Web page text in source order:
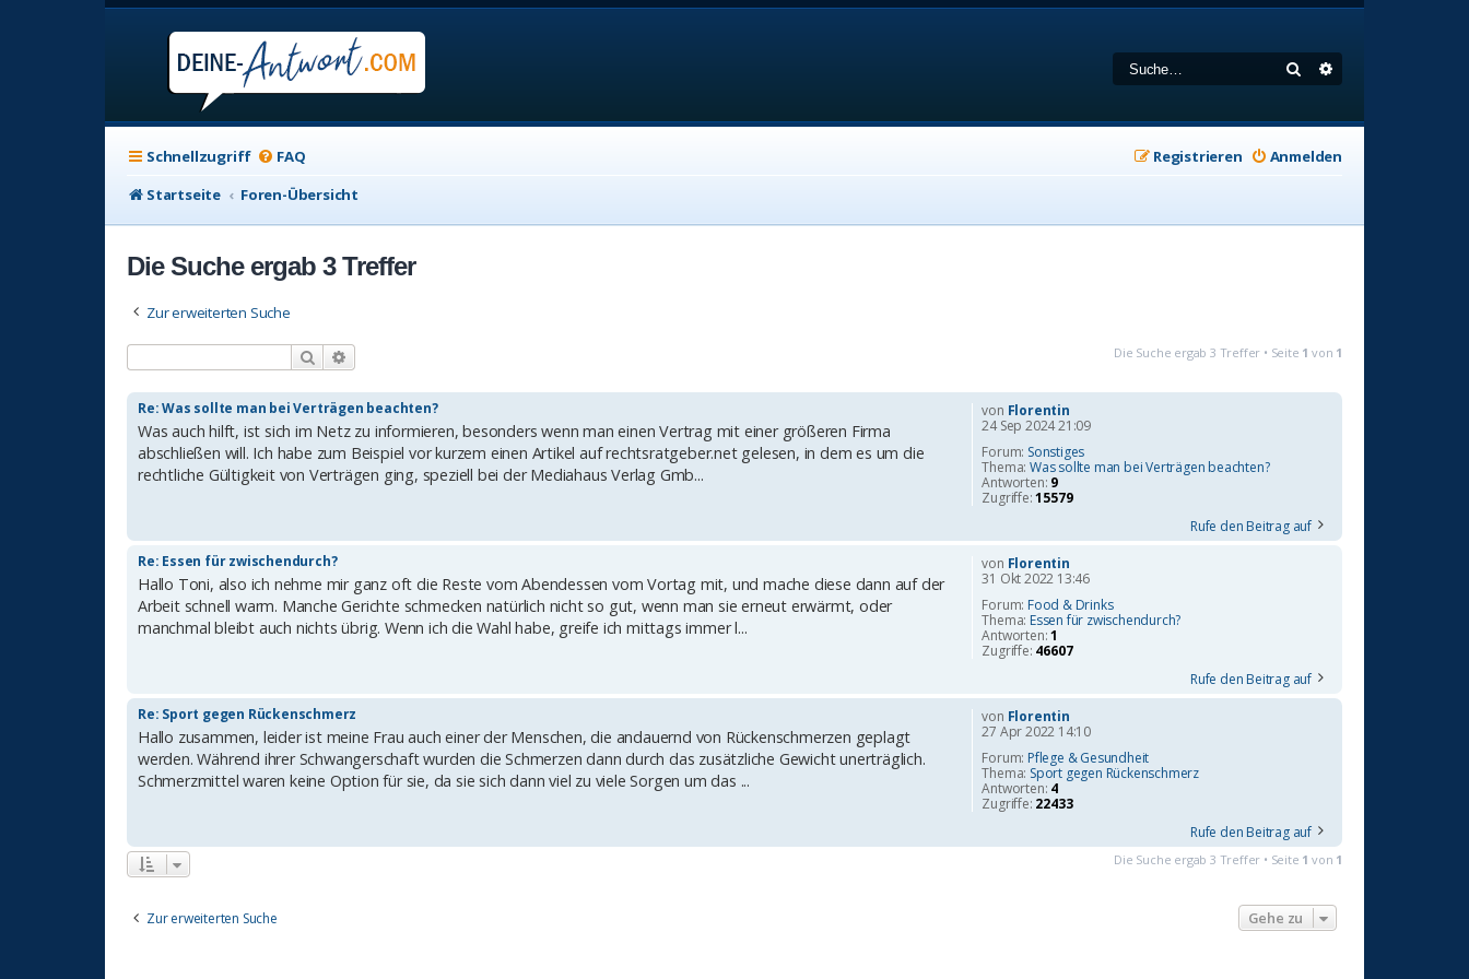
Suche
Schnellzugriff FAQ Anmelden
Registrieren
Startseite
Foren-Übersicht
Die Suche ergab 3 Treffer
Zur erweiterten Suche
Suche Die Suche ergab 3 Treffer • Seite 1 von 1
von Florentin
24 Sep 2024 21:09
Forum: Sonstiges
Thema:Was sollte man bei Verträgen beachten?
Antworten: 9
Zugriffe:15579
Re: Was sollte man bei Verträgen beachten?
Was auch hilft, ist sich im Netz zu informieren, besonders wenn man einen Vertrag mit einer größeren Firma
abschließen will. Ich habe zum Beispiel vor kurzem einen Artikel auf rechtsratgeber.net gelesen, in dem es um die
rechtliche Gültigkeit von Verträgen ging, speziell bei der Mediahaus Verlag Gmb...
Rufe den Beitrag auf
von Florentin
31 Okt 2022 13:46
Forum: Food & Drinks
Thema: Essen für zwischendurch?
Antworten:1
Zugriffe: 46607
Re: Essen für zwischendurch?
Hallo Toni, also ich nehme mir ganz oft die Reste vom Abendessen vom Vortag mit, und mache diese dann auf der
Arbeit schnell warm. Manche Gerichte schmecken natürlich nicht so gut, wenn man sie erneut erwärmt, oder
manchmal bleibt auch nichts übrig. Wenn ich die Wahl habe, greife ich mittags immer l...
Rufe den Beitrag auf
von Florentin
27 Apr 2022 14:10
Forum: Pflege & Gesundheit
Thema: Sport gegen Rückenschmerz
Antworten: 4
Zugriffe: 22433
Re: Sport gegen Rückenschmerz
Hallo zusammen, leider ist meine Frau auch einer der Menschen, die andauernd von Rückenschmerzen geplagt
werden. Während ihrer Schwangerschaft wurden die Schmerzen dann durch das zusätzliche Gewicht unerträglich.
Schmerzmittel waren keine Option für sie, da sie sich dann viel zu viele Sorgen um das ...
Rufe den Beitrag auf
Die Suche ergab 3 Treffer • Seite 1 von 1
Zur erweiterten Suche Gehe zu